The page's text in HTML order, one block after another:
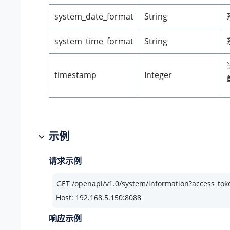
system_date_format String
system_time_format String
timestamp Integer
示例
请求示例
Host: 192.168.5.150:8088
响应示例